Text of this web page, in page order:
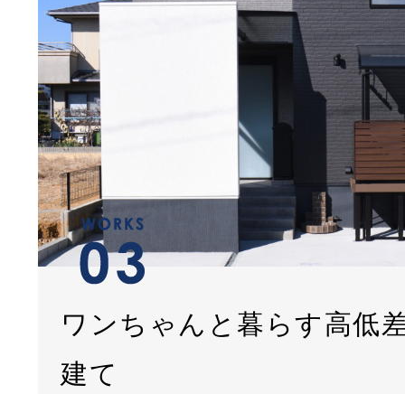
ワンちゃんと暮らす高低
建て